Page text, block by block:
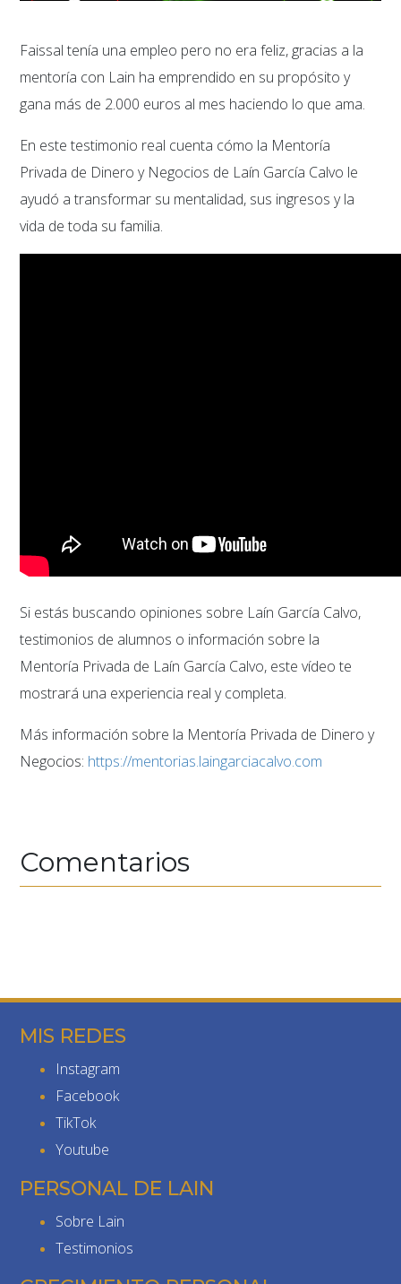
Faissal tenía una empleo pero no era feliz, gracias a la
mentoría con Lain ha emprendido en su propósito y
gana más de 2.000 euros al mes haciendo lo que ama.
En este testimonio real cuenta cómo la Mentoría
Privada de Dinero y Negocios de Laín García Calvo le
ayudó a transformar su mentalidad, sus ingresos y la
vida de toda su familia.
Si estás buscando opiniones sobre Laín García Calvo,
testimonios de alumnos o información sobre la
Mentoría Privada de Laín García Calvo, este vídeo te
mostrará una experiencia real y completa.
Más información sobre la Mentoría Privada de Dinero y
Negocios: https://mentorias.laingarciacalvo.com
Comentarios
MIS REDES
Instagram
Facebook
TikTok
Youtube
PERSONAL DE LAIN
Sobre Lain
Testimonios